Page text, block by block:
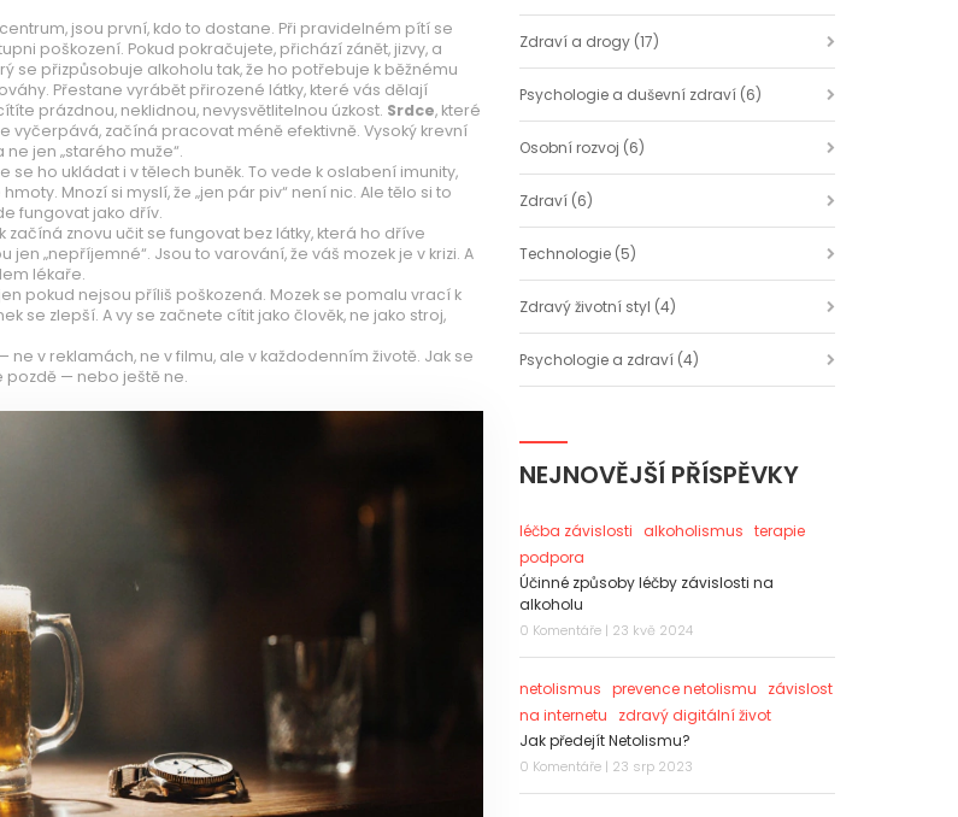
, jsou první, kdo to dostane. Při pravidelném pítí se
poškození. Pokud pokračujete, přichází zánět, jizvy, a
se přizpůsobuje alkoholu tak, že ho potřebuje k běžnému
Přestane vyrábět přirozené látky, které vás dělají
prázdnou, neklidnou, nevysvětlitelnou úzkost. Srdce, které
vyčerpává, začíná pracovat méně efektivně. Vysoký krevní
jen „starého muže“.
se ho ukládat i v tělech buněk. To vede k oslabení imunity,
Mnozí si myslí, že „jen pár piv“ není nic. Ale tělo si to
fungovat jako dřív.
začíná znovu učit se fungovat bez látky, která ho dříve
„nepříjemné“. Jsou to varování, že váš mozek je v krizi. A
lékaře.
pokud nejsou příliš poškozená. Mozek se pomalu vrací k
se zlepší. A vy se začnete cítit jako člověk, ne jako stroj,
v reklamách, ne v filmu, ale v každodenním životě. Jak se
pozdě — nebo ještě ne.
Zdraví a drogy (17)
Psychologie a duševní zdraví (6)
Osobní rozvoj (6)
Zdraví (6)
Technologie (5)
Zdravý životní styl (4)
Psychologie a zdraví (4)
NEJNOVĚJŠÍ PŘÍSPĚVKY
léčba závislosti alkoholismus terapie
podpora
Účinné způsoby léčby závislosti na
alkoholu
0 Komentáře | 23 kvě 2024
netolismus prevence netolismu
závislost
na internetu
zdravý digitální život
Jak předejít Netolismu?
0 Komentáře | 23 srp 2023